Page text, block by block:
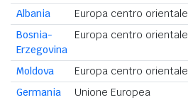
Albania
Europa centro orientale
Bosnia-
Erzegovina
Europa centro orientale
Moldova Europa centro orientale
Germania
Unione Europea